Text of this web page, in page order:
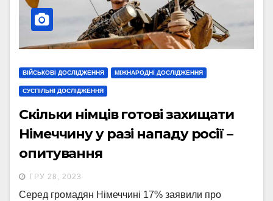
ВІЙСЬКОВІ ДОСЛІДЖЕННЯ МІЖНАРОДНІ ДОСЛІДЖЕННЯ
СУСПІЛЬНІ ДОСЛІДЖЕННЯ
Скільки німців готові захищати
Німеччину у разі нападу росії –
опитування
ГРУ 28, 2023
Серед громадян Німеччині 17% заявили про